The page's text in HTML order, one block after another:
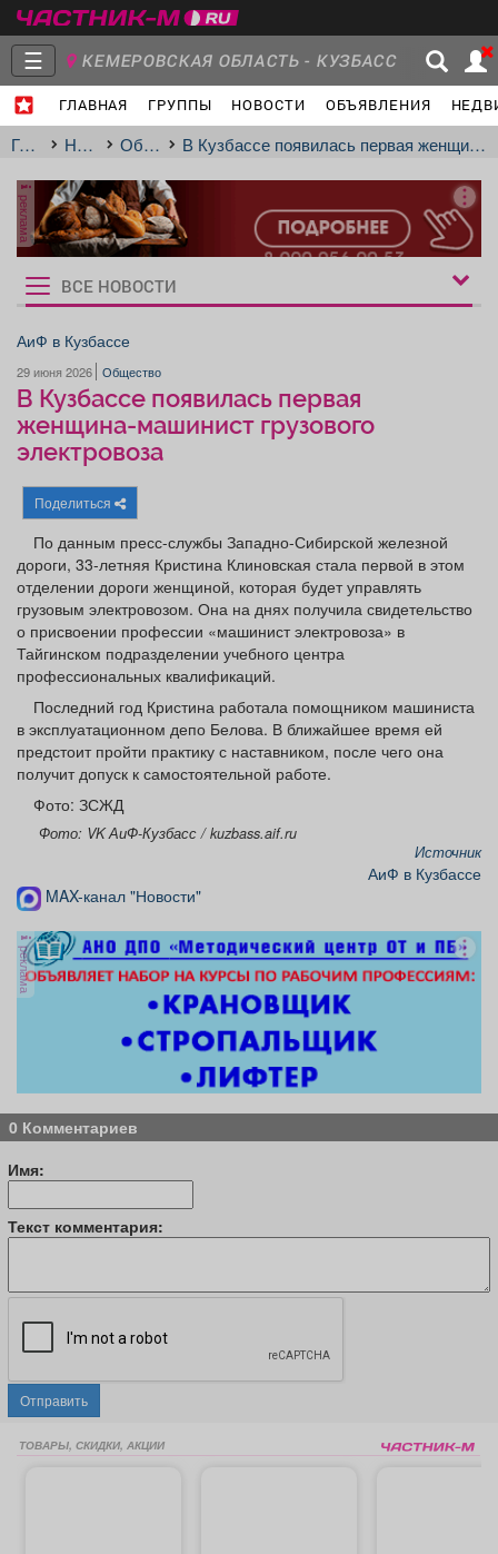
☰ КЕМЕРОВСКАЯ ОБЛАСТЬ - КУЗБАСС
ГЛАВНАЯ ГРУППЫ НОВОСТИ ОБЪЯВЛЕНИЯ
Главная
Группы
Объявления Недвижимость Услуги
Работа
Афиша
Товары Поздравления Погода
ТВ программа Я - пенсионер
ГлавнаяНовости Общество В Кузбассе появилась первая женщина-машинист грузового электровоза
реклама
Рукбрики
новостей
ВСЕ НОВОСТИ
АиФ в Кузбассе
29 июня 2026 Общество
В Кузбассе появилась первая
женщина-машинист грузового
электровоза
Поделиться
По данным пресс-службы Западно-Сибирской железной
дороги, 33-летняя Кристина Клиновская стала первой в этом
отделении дороги женщиной, которая будет управлять
грузовым электровозом. Она на днях получила свидетельство
о присвоении профессии «машинист электровоза» в
Тайгинском подразделении учебного центра
профессиональных квалификаций.
Последний год Кристина работала помощником машиниста
в эксплуатационном депо Белова. В ближайшее время ей
предстоит пройти практику с наставником, после чего она
получит допуск к самостоятельной работе.
Фото: ЗСЖД
Фото: VK АиФ-Кузбасс / kuzbass.aif.ru
Источник
АиФ в Кузбассе
MAX-канал "Новости"
реклама
0 Комментариев
Имя:
Текст комментария:
Отправить
ТОВАРЫ, СКИДКИ, АКЦИИ